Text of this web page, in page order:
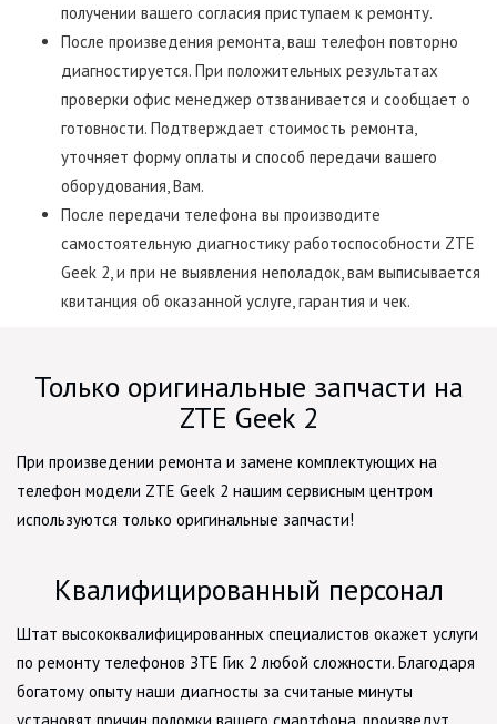
получении вашего согласия приступаем к ремонту.
После произведения ремонта, ваш телефон повторно
диагностируется. При положительных результатах
проверки офис менеджер отзванивается и сообщает о
готовности. Подтверждает стоимость ремонта,
уточняет форму оплаты и способ передачи вашего
оборудования, Вам.
После передачи телефона вы производите
самостоятельную диагностику работоспособности ZTE
Geek 2, и при не выявления неполадок, вам выписывается
квитанция об оказанной услуге, гарантия и чек.
Только оригинальные запчасти на
ZTE Geek 2
При произведении ремонта и замене комплектующих на
телефон модели ZTE Geek 2 нашим сервисным центром
используются только оригинальные запчасти!
Квалифицированный персонал
Штат высококвалифицированных специалистов окажет услуги
по ремонту телефонов ЗТЕ Гик 2 любой сложности. Благодаря
богатому опыту наши диагносты за считаные минуты